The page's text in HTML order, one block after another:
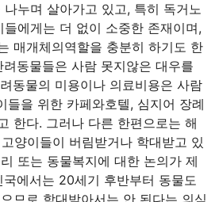
누며 살아가고 있고, 특히 독거노
에게는 더 없이 소중한 존재이며,
매개체의역할을 충분히 하기도 한
동물들은 사람 못지않은 대우를
동물의 미용이나 의료비용은 사람
들을 위한 카페와호텔, 심지어 장례
한다. 그러나 다른 한편으로는 해
양이들이 버림받거나 학대받고 있
또는 동물복지에 대한 논의가 제
에서는 20세기 후반부터 동물도
므로 학대받아서는 안 된다는 의식